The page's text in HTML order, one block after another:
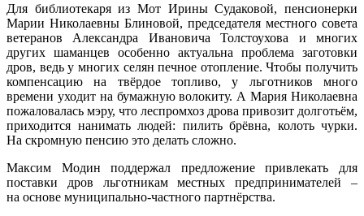
Для библиотекаря из Мот Ирины Судаковой, пенсионерки
Марии Николаевны Блиновой, председателя местного совета
ветеранов Александра Ивановича Толстоухова и многих
других шаманцев особенно актуальна проблема заготовки
дров, ведь у многих селян печное отопление. Чтобы получить
компенсацию на твёрдое топливо, у льготников много
времени уходит на бумажную волокиту. А Мария Николаевна
пожаловалась мэру, что леспромхоз дрова привозит долготьём,
приходится нанимать людей: пилить брёвна, колоть чурки.
На скромную пенсию это делать сложно.
Максим Модин поддержал предложение привлекать для
поставки дров льготникам местных предпринимателей –
на основе муниципально-частного партнёрства.